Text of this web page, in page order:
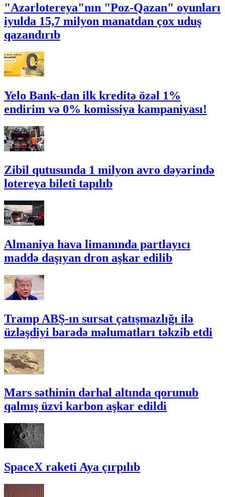
"Azərlotereya"nın "Poz-Qazan" oyunları
iyulda 15,7 milyon manatdan çox uduş
qazandırıb
Yelo Bank-dan ilk kreditə özəl 1%
endirim və 0% komissiya kampaniyası!
Zibil qutusunda 1 milyon avro dəyərində
lotereya bileti tapılıb
Almaniya hava limanında partlayıcı
maddə daşıyan dron aşkar edilib
Tramp ABŞ-ın sursat çatışmazlığı ilə
üzləşdiyi barədə məlumatları təkzib etdi
Mars səthinin dərhal altında qorunub
qalmış üzvi karbon aşkar edildi
SpaceX raketi Aya çırpılıb